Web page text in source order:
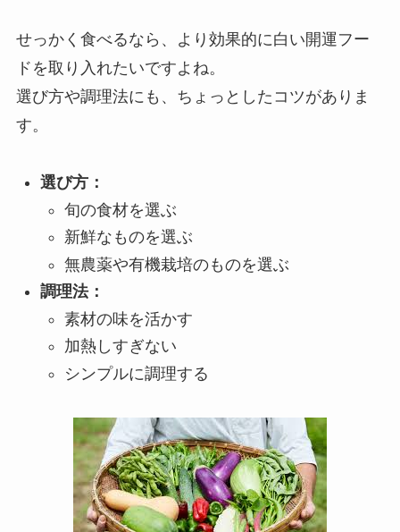
せっかく食べるなら、より効果的に白い開運フー
ドを取り入れたいですよね。
選び方や調理法にも、ちょっとしたコツがありま
す。
選び方：
旬の食材を選ぶ
新鮮なものを選ぶ
無農薬や有機栽培のものを選ぶ
調理法：
素材の味を活かす
加熱しすぎない
シンプルに調理する